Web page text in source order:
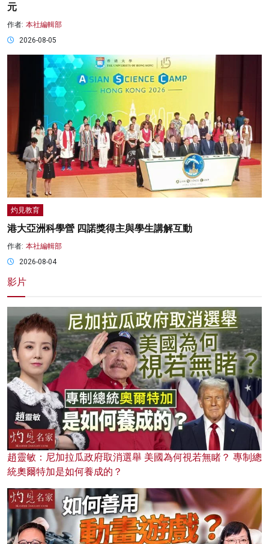
元
作者: 本社編輯部
2026-08-05
灼見教育
港大亞洲科學營 四諾獎得主與學生講解互動
作者: 本社編輯部
2026-08-04
影片
趙靈敏：尼加拉瓜政府取消選舉 美國為何視若無睹？ 專制總
統奧爾特加是如何養成的？